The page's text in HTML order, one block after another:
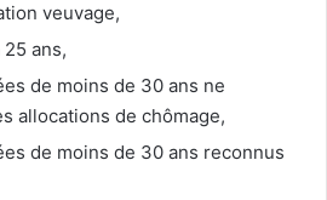
veuvage,
ans,
de moins de 30 ans ne
allocations de chômage,
de moins de 30 ans reconnus